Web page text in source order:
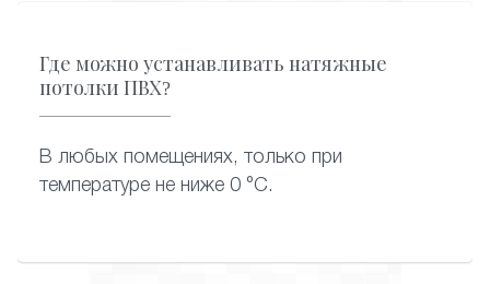
Где можно устанавливать натяжные
потолки ПВХ?
В любых помещениях, только при
температуре не ниже 0 °C.